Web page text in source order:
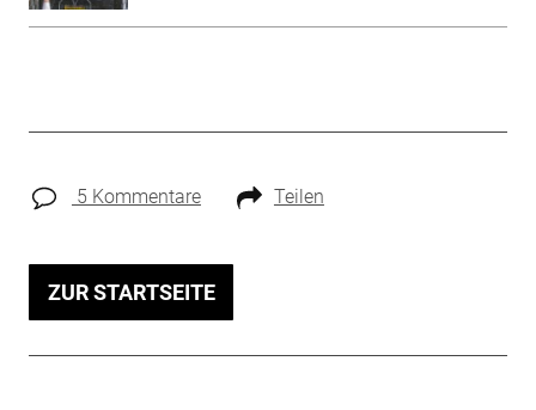
5 Kommentare Teilen
ZUR STARTSEITE